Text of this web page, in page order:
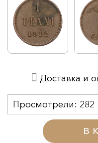
в
Просмотрели: 282
Доставка и